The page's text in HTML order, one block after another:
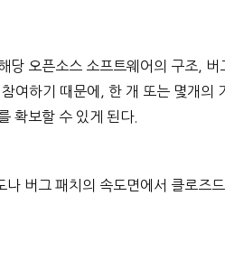
당 오픈소스 소프트웨어의 구조,
여하기 때문에, 한 개 또는 몇개의
확보할 수 있게 된다.
버그 패치의 속도면에서 클로즈